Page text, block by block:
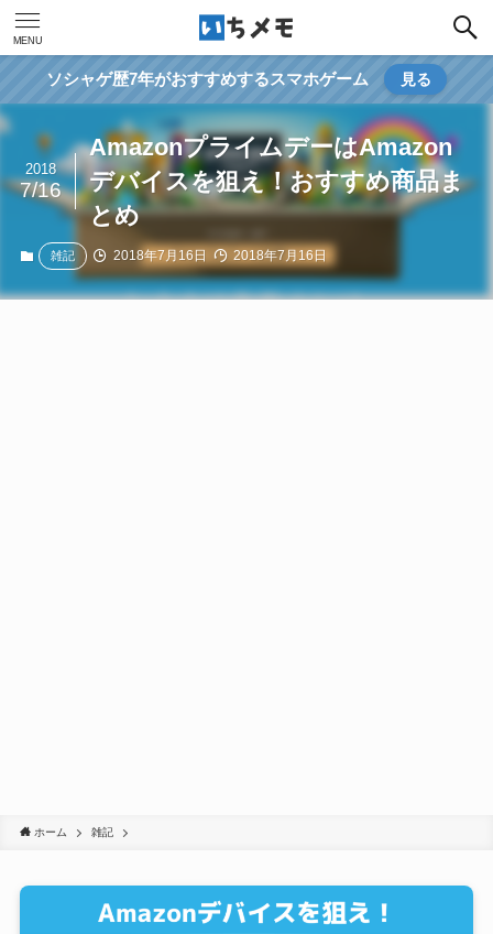
MENU
ソシャゲ歴7年がおすすめするスマホゲーム 見る
AmazonプライムデーはAmazon
デバイスを狙え！おすすめ商品ま
とめ
2018
7/16
雑記 2018年7月16日 2018年7月16日
ホーム 雑記